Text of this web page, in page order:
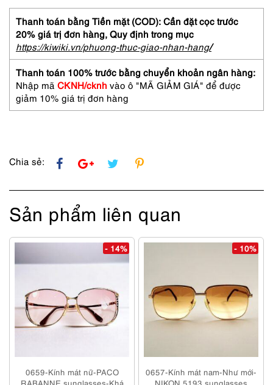
nam/nữ-
Khá
mới-
OWNDAYS
OR1036T
eyeglasses
frame
số
lượng
Thanh toán bằng Tiền mặt (COD): Cần đặt cọc trước
20% giá trị đơn hàng, Quy định trong mục
https://kiwiki.vn/phuong-thuc-giao-nhan-hang/
Thanh toán 100% trước bằng chuyển khoản ngân hàng:
Nhập mã CKNH/cknh vào ô "MÃ GIẢM GIÁ" để được
giảm 10% giá trị đơn hàng
Chia sẻ:
Sản phẩm liên quan
- 14%
0659-Kính mát nữ-PACO
RABANNE sunglasses-Khá
- 10%
0657-Kính mát nam-Như mới-
NIKON 5193 sunglasses